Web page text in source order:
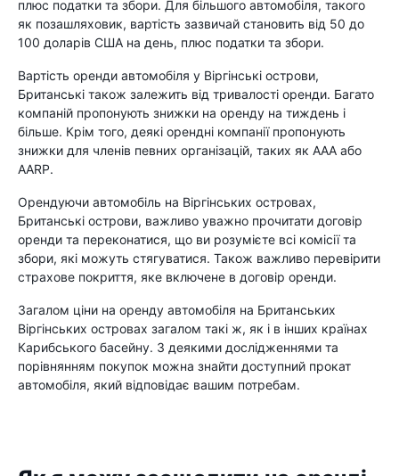
плюс податки та збори. Для більшого автомобіля, такого
як позашляховик, вартість зазвичай становить від 50 до
100 доларів США на день, плюс податки та збори.
Вартість оренди автомобіля у Віргінські острови,
Британські також залежить від тривалості оренди. Багато
компаній пропонують знижки на оренду на тиждень і
більше. Крім того, деякі орендні компанії пропонують
знижки для членів певних організацій, таких як AAA або
AARP.
Орендуючи автомобіль на Віргінських островах,
Британські острови, важливо уважно прочитати договір
оренди та переконатися, що ви розумієте всі комісії та
збори, які можуть стягуватися. Також важливо перевірити
страхове покриття, яке включене в договір оренди.
Загалом ціни на оренду автомобіля на Британських
Віргінських островах загалом такі ж, як і в інших країнах
Карибського басейну. З деякими дослідженнями та
порівнянням покупок можна знайти доступний прокат
автомобіля, який відповідає вашим потребам.